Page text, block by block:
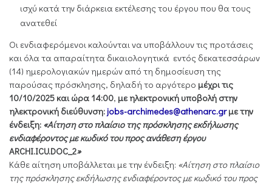
ισχύ κατά την διάρκεια εκτέλεσης του έργου που θα τους
ανατεθεί
Οι ενδιαφερόμενοι καλούνται να υποβάλλουν τις προτάσεις
και όλα τα απαραίτητα δικαιολογητικά εντός δεκατεσσάρων
(14) ημερολογιακών ημερών από τη δημοσίευση της
παρούσας πρόσκλησης, δηλαδή το αργότερο μέχρι τις
10/10/2025 και ώρα 14:00, με ηλεκτρονική υποβολή στην
ηλεκτρονική διεύθυνση: jobs-archimedes@athenarc.grμε την
ένδειξη: «Αίτηση στο πλαίσιο της πρόσκλησης εκδήλωσης
ενδιαφέροντος με κωδικό του προς ανάθεση έργου
ARCHI.ICU.DOC _2»
Κάθε αίτηση υποβάλλεται με την ένδειξη: «Αίτηση στο πλαίσιο
της πρόσκλησης εκδήλωσης ενδιαφέροντος με κωδικό του προς